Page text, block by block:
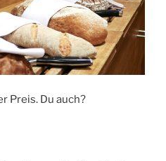
Preis. Du auch?